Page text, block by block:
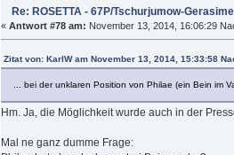
Re: ROSETTA - 67P/Tschurjumow-
« Antwort #78 am: November 13, 2014, 16:06:29
Zitat von: KarlW am November 13, 2014, 15:33:58
... bei der unklaren Position von Philae (ein Bein im
Hm. Ja, die Möglichkeit wurde auch in der
Mal ne ganz dumme Frage: